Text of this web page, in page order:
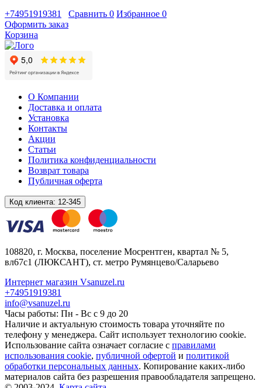
+74951919381
Сравнить 0 Избранное 0
Оформить заказ
Корзина
О Компании
Доставка и оплата
Установка
Контакты
Акции
Статьи
Политика конфиденциальности
Возврат товара
Публичная оферта
Код клиента: 12-345
108820, г. Москва, поселение Мосрентген, квартал № 5,
вл67с1 (ЛЮКСАНТ), ст. метро Румянцево/Саларьево
Интернет магазин Vsanuzel.ru
+74951919381
info@vsanuzel.ru
Часы работы: Пн - Вс с 9 до 20
Наличие и актуальную стоимость товара уточняйте по
телефону у менеджера. Сайт использует технологию cookie.
Использование сайта означает согласие с правилами
использования cookie, публичной офертой и политикой
обработки персональных данных. Копирование каких-либо
материалов сайта без разрешения правообладателя запрещено.